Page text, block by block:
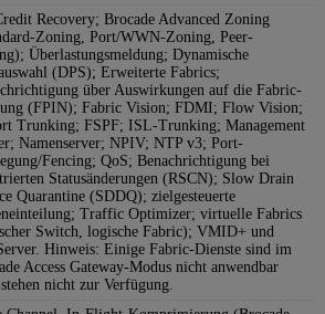
Recovery; Brocade Advanced Zoning
Zoning, Port/WWN-Zoning, Peer-
Überlastungsmeldung; Dynamische
(DPS); Erweiterte Fabrics;
über Auswirkungen auf die Fabric-
(FPIN); Fabric Vision; FDMI; Flow Vision;
Trunking; FSPF; ISL-Trunking; Management
Namenserver; NPIV; NTP v3; Port-
Fencing; QoS; Benachrichtigung bei
Statusänderungen (RSCN); Slow Drain
Quarantine (SDDQ); zielgesteuerte
Traffic Optimizer; virtuelle Fabrics
Switch, logische Fabric); VMID+ und
Hinweis: Einige Fabric-Dienste sind im
Access Gateway-Modus nicht anwendbar
nicht zur Verfügung.